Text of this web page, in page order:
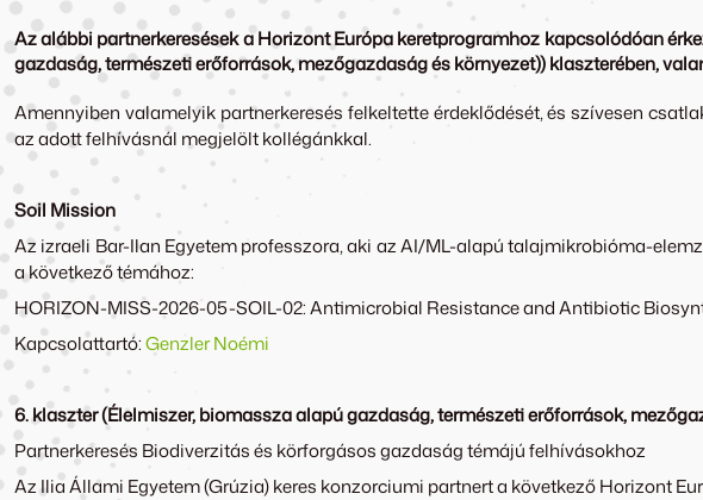
Az alábbi partnerkeresések a Horizont Európa keretprogramhoz kapcsolódóan
gazdaság, természeti erőforrások, mezőgazdaság és környezet)) klaszterében,
Amennyiben valamelyik partnerkeresés felkeltette érdeklődését, és szívesen
az adott felhívásnál megjelölt kollégánkkal.
Soil Mission
Az izraeli Bar-Ilan Egyetem professzora, aki az AI/ML-alapú talajmikrobióma-
a következő témához:
HORIZON-MISS-2026-05-SOIL-02: Antimicrobial Resistance and Antibiotic
Kapcsolattartó:Genzler Noémi
6. klaszter (Élelmiszer, biomassza alapú gazdaság, természeti erőforrások,
Partnerkeresés Biodiverzitás és körforgásos gazdaság témájú felhívásokhoz
Az Ilia Állami Egyetem (Grúzia) keres konzorciumi partnert a következő Horizont